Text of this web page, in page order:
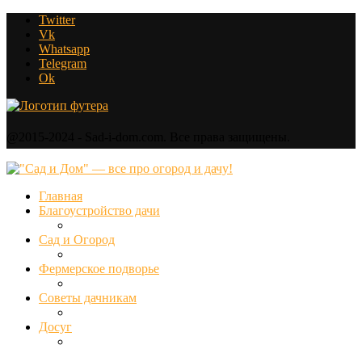
Twitter
Vk
Whatsapp
Telegram
Ok
Главная
Благоустройство дачи
Сад и Огород
Фермерское подворье
Советы дачникам
Досуг